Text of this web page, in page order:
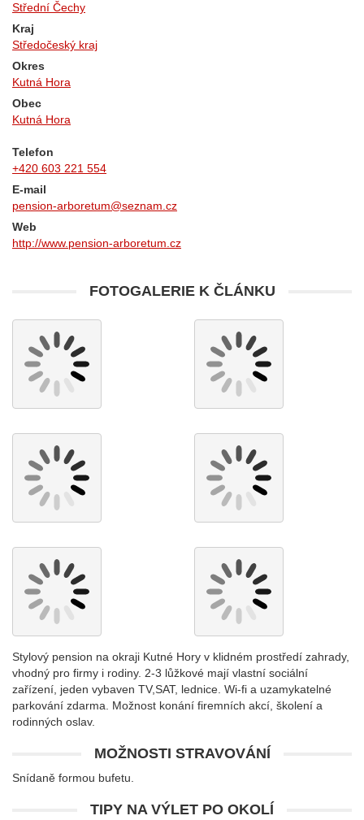
Střední Čechy
Kraj
Středočeský kraj
Okres
Kutná Hora
Obec
Kutná Hora
Telefon
+420 603 221 554
E-mail
pension-arboretum@seznam.cz
Web
http://www.pension-arboretum.cz
FOTOGALERIE K ČLÁNKU
Stylový pension na okraji Kutné Hory v klidném prostředí zahrady,
vhodný pro firmy i rodiny. 2-3 lůžkové mají vlastní sociální
zařízení, jeden vybaven TV,SAT, lednice. Wi-fi a uzamykatelné
parkování zdarma. Možnost konání firemních akcí, školení a
rodinných oslav.
MOŽNOSTI STRAVOVÁNÍ
Snídaně formou bufetu.
TIPY NA VÝLET PO OKOLÍ